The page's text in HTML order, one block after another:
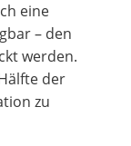
eine
– den
werden.
der
zu